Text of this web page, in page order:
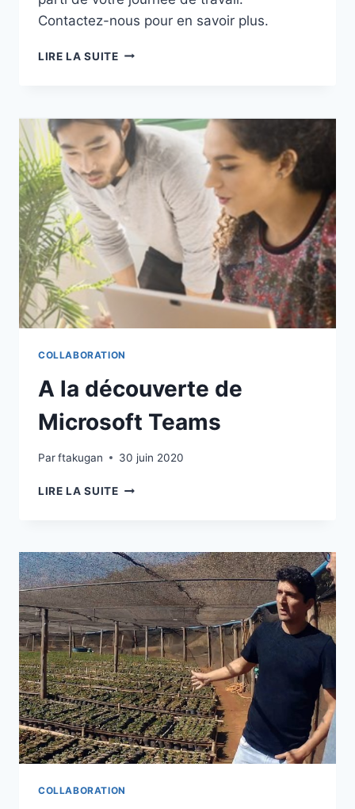
Contactez-nous pour en savoir plus.
LIRE LA SUITECAS
CLIFTON
COFFEE
COLLABORATION
A la découverte de
Microsoft Teams
Parftakugan 30 juin 2020
LIRE LA SUITEA
MICROSOFT
TEAMS
COLLABORATION